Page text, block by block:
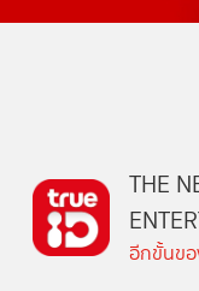
THE
อีกขั้นขอ